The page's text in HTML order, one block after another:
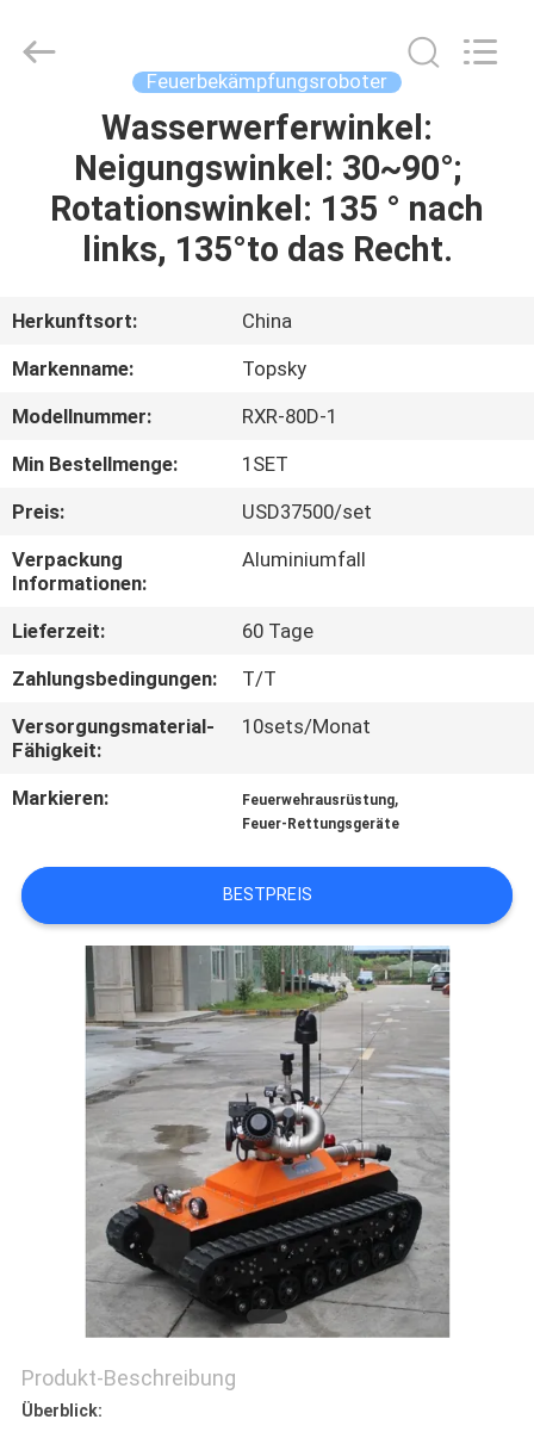
PRODUKTE
UNS
AUSFLUG
QUALITÄTSKONTROLLE
TRETEN
SIE
MIT
UNS
IN
VERBINDUNG
FORDERN
SIE EIN
ZITAT
SITEMAP
PRIVACY
POLICY
Century Holding Co.,Ltd.
Feuerbekämpfungsroboter
Wasserwerferwinkel:
Neigungswinkel: 30~90°;
Rotationswinkel: 135 ° nach
links, 135°to das Recht.
Herkunftsort:
China
Markenname:
Topsky
Modellnummer:
RXR-80D-1
Min Bestellmenge:
1SET
Preis:
USD37500/set
Verpackung
Informationen:
Aluminiumfall
Lieferzeit:
60 Tage
Zahlungsbedingungen:
T/T
Versorgungsmaterial-
Fähigkeit:
10sets/Monat
Markieren: Feuerwehrausrüstung,
Feuer-Rettungsgeräte
BESTPREIS
Produkt-Beschreibung
Überblick: